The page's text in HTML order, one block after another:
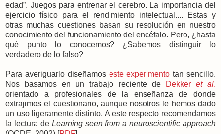
edad”. Juegos para entrenar el cerebro. La importancia del
ejercicio físico para el rendimiento intelectual.... Estas y
otras muchas cuestiones basan su resolución en nuestro
conocimiento del funcionamiento del encéfalo. Pero, ¿hasta
qué punto lo conocemos? ¿Sabemos distinguir lo
verdadero de lo falso?
Para averiguarlo diseñamos este experimento tan sencillo.
Nos basamos en un trabajo reciente de
Dekker et al.
orientado a profesionales de la enseñanza de donde
extrajimos el cuestionario, aunque nosotros le hemos dado
un uso ligeramente distinto. A este respecto recomendamos
la lectura de Learning seen from a neuroscientific approach